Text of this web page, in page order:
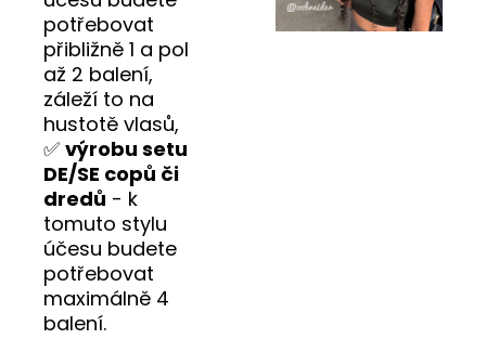
potřebovat
přibližně 1 a pol
až 2 balení,
záleží to na
hustotě vlasů,
✅ výrobu setu
DE/SE copů či
dredů - k
tomuto stylu
účesu budete
potřebovat
maximálně 4
balení.